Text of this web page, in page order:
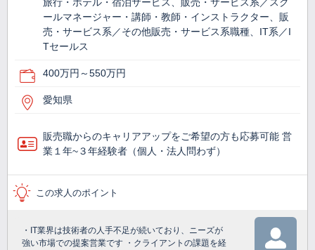
旅行・ホテル・宿泊サービス、販売・サービス系／スク
ールマネージャー・講師・教師・インストラクター、販
売・サービス系／その他販売・サービス系職種、IT系／I
Tセールス
400万円～550万円
愛知県
販売職からのキャリアアップをご希望の方も応募可能 営
業１年~３年経験者（個人・法人問わず）
この求人のポイント
・IT業界は技術者の人手不足が続いており、ニーズが
強い市場での提案営業です ・クライアントの課題を経